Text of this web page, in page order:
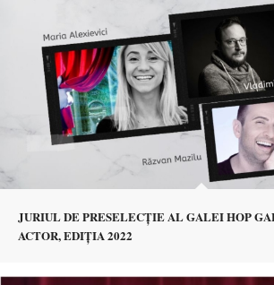
JURIUL DE PRESELECȚIE AL GALEI HOP
ACTOR, EDIȚIA 2022